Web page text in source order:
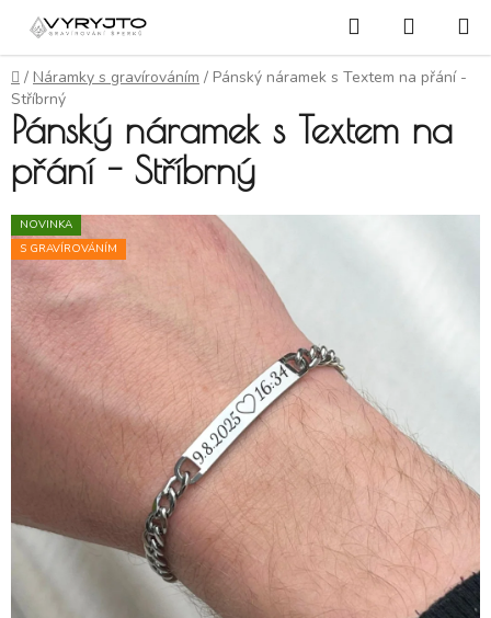
Přejít na obsah Hledat
Domů
/ Náramky s gravírováním / Pánský náramek s Textem na přání -
Stříbrný
Pánský náramek s Textem na
přání - Stříbrný
NOVINKA
S GRAVÍROVÁNÍM